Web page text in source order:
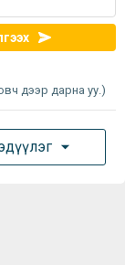
дээр дарна уу.)